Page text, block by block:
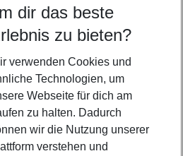
dir das beste
zu bieten?
verwenden Cookies und
Technologien, um
Webseite für dich am
zu halten. Dadurch
wir die Nutzung unserer
verstehen und